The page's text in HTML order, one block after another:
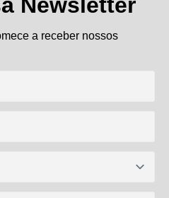
a receber nossos